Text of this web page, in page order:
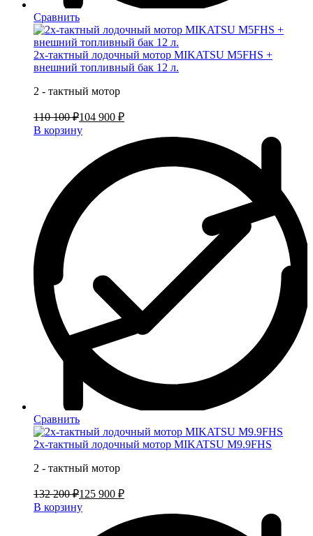
Сравнить
2х-тактный лодочный мотор MIKATSU M5FHS +
внешний топливный бак 12 л.
2 - тактный мотор
110 100 ₽104 900 ₽
В корзину
Сравнить
2х-тактный лодочный мотор MIKATSU M9.9FHS
2 - тактный мотор
132 200 ₽125 900 ₽
В корзину